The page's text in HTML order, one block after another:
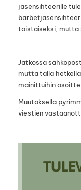
jäsensihteerille
toistaiseksi, mutta
Jatkossa
mutta tällä
mainittuihin
Muutoksella
viestien